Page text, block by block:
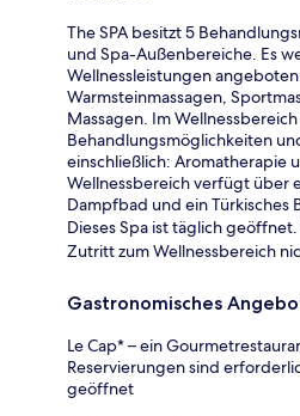
The SPA besitzt 5
und Spa-Außenbereiche. Es
Wellnessleistungen
Warmsteinmassagen,
Massagen. Im
Behandlungsmöglichkeiten
einschließlich: Aromatherapie
Wellnessbereich verfügt über
Dampfbad und ein Türkisches
Dieses Spa ist täglich
Zutritt zum Wellnessbereich
Gastronomisches
Le Cap* – ein
Reservierungen sind
geöffnet